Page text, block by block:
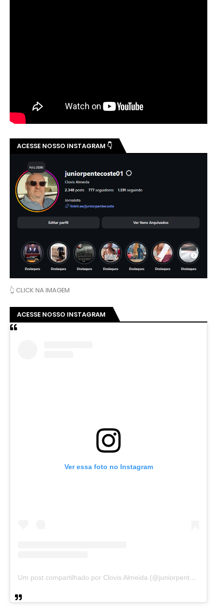
ACESSE NOSSO INSTAGRAM 👇
👆 CLICK NA IMAGEM
ACESSE NOSSO INSTAGRAM
Ver essa foto no Instagram
Um post compartilhado por Clovis Almeida (@juniorpentecoste01)